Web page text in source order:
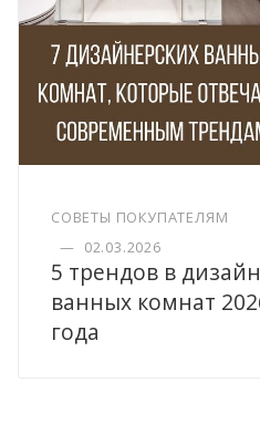
СОВЕТЫ ПОКУПАТЕЛЯМ
— 02.03.2026
5 трендов в
ванных комнат
года